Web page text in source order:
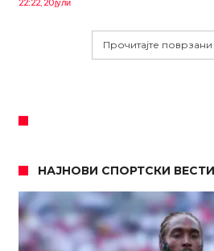
Прочитајте поврзани
НАЈНОВИ СПОРТСКИ ВЕСТИ